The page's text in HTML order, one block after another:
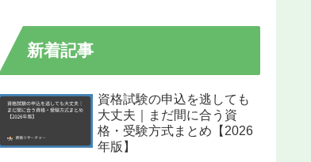
新着記事
資格試験の申込を逃しても
大丈夫｜まだ間に合う資
格・受験方式まとめ【2026
年版】